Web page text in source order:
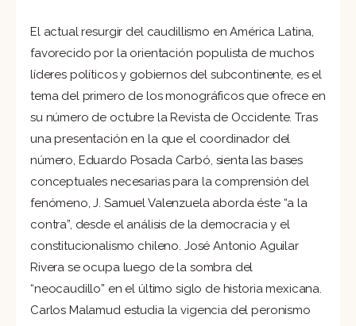
El actual resurgir del caudillismo en América Latina,
favorecido por la orientación populista de muchos
líderes políticos y gobiernos del subcontinente, es el
tema del primero de los monográficos que ofrece en
su número de octubre la Revista de Occidente. Tras
una presentación en la que el coordinador del
número, Eduardo Posada Carbó, sienta las bases
conceptuales necesarias para la comprensión del
fenómeno, J. Samuel Valenzuela aborda éste “a la
contra”, desde el análisis de la democracia y el
constitucionalismo chileno. José Antonio Aguilar
Rivera se ocupa luego de la sombra del
“neocaudillo” en el último siglo de historia mexicana.
Carlos Malamud estudia la vigencia del peronismo